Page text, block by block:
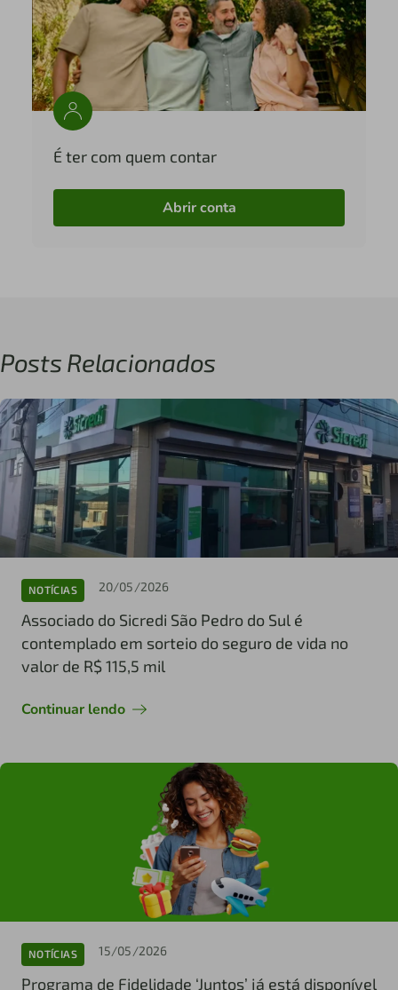
É ter com quem contar
Abrir conta
Posts Relacionados
NOTÍCIAS 20/05/2026
Associado do Sicredi São Pedro do Sul é
contemplado em sorteio do seguro de vida no
valor de R$ 115,5 mil
Continuar lendo
NOTÍCIAS 15/05/2026
Programa de Fidelidade ‘Juntos’ já está disponível